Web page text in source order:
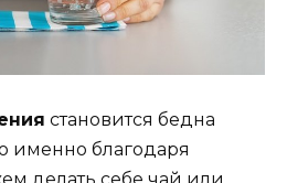
становится бедна
именно благодаря